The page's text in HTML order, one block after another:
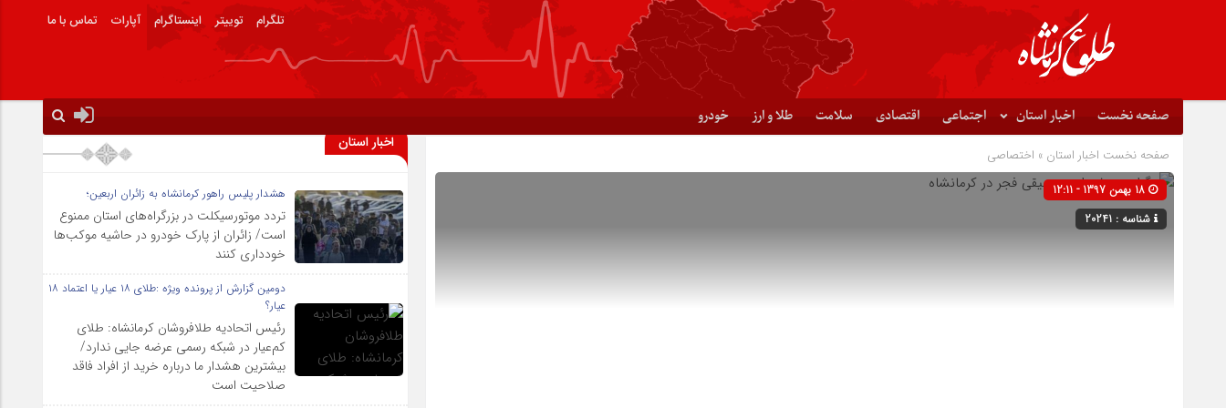
تلگرام توییتر اینستاگرام آپارات تماس با ما
صفحه نخست اخبار استان اجتماعی اقتصادی سلامت طلا و ارز خودرو
صفحه نخست اخبار استان » اختصاصی
شناسه : 20241
اخبار استان
هشدار پلیس راهور کرمانشاه به زائران اربعین؛
تردد موتورسیکلت در بزرگراه‌های استان ممنوع
است/ زائران از پارک خودرو در حاشیه موکب‌ها
خودداری کنند
دومین گزارش از پرونده ویژه :طلای ۱۸ عیار یا اعتماد ۱۸
عیار؟
رئیس اتحادیه طلافروشان کرمانشاه: طلای
کم‌عیار در شبکه رسمی عرضه جایی ندارد/
بیشترین هشدار ما درباره خرید از افراد فاقد
صلاحیت است